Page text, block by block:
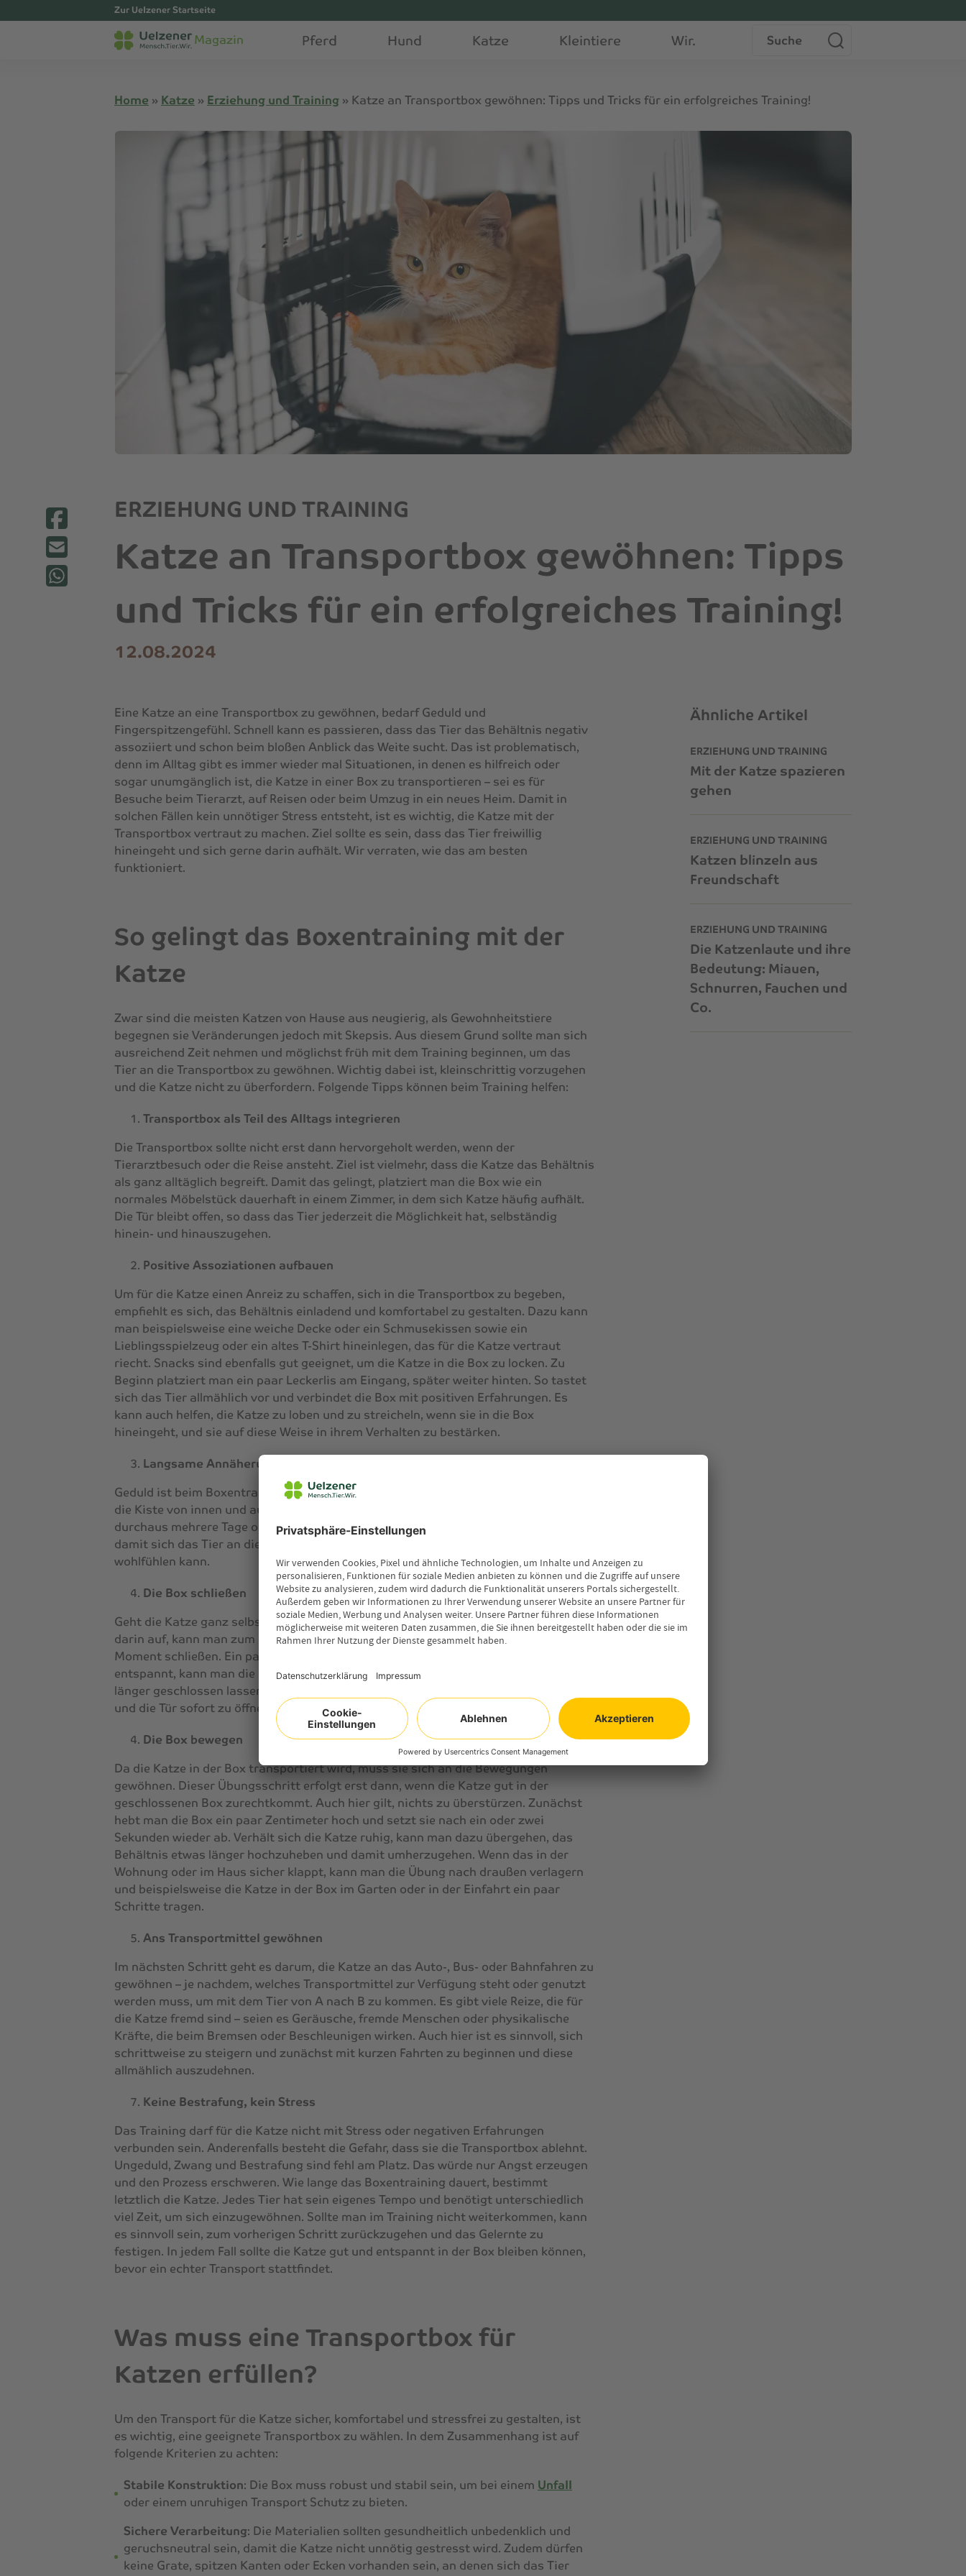
Zur Uelzener Startseite
Magazin Pferd Hund Katze Kleintiere Wir.
Home » Katze » Erziehung und Training » Katze an Transportbox gewöhnen: Tipps und Tricks für ein erfolgreiches Training!
ERZIEHUNG UND TRAINING
Katze an Transportbox gewöhnen: Tipps
und Tricks für ein erfolgreiches Training!
12.08.2024
Ähnliche Artikel
ERZIEHUNG UND TRAINING
Mit der Katze spazieren
gehen
ERZIEHUNG UND TRAINING
Katzen blinzeln aus
Freundschaft
ERZIEHUNG UND TRAINING
Die Katzenlaute und ihre
Bedeutung: Miauen,
Schnurren, Fauchen und
Co.
Eine Katze an eine Transportbox zu gewöhnen, bedarf Geduld und
Fingerspitzengefühl. Schnell kann es passieren, dass das Tier das Behältnis negativ
assoziiert und schon beim bloßen Anblick das Weite sucht. Das ist problematisch,
denn im Alltag gibt es immer wieder mal Situationen, in denen es hilfreich oder
sogar unumgänglich ist, die Katze in einer Box zu transportieren – sei es für
Besuche beim Tierarzt, auf Reisen oder beim Umzug in ein neues Heim. Damit in
solchen Fällen kein unnötiger Stress entsteht, ist es wichtig, die Katze mit der
Transportbox vertraut zu machen. Ziel sollte es sein, dass das Tier freiwillig
hineingeht und sich gerne darin aufhält. Wir verraten, wie das am besten
funktioniert.
So gelingt das Boxentraining mit der
Katze
Zwar sind die meisten Katzen von Hause aus neugierig, als Gewohnheitstiere
begegnen sie Veränderungen jedoch mit Skepsis. Aus diesem Grund sollte man sich
ausreichend Zeit nehmen und möglichst früh mit dem Training beginnen, um das
Tier an die Transportbox zu gewöhnen. Wichtig dabei ist, kleinschrittig vorzugehen
und die Katze nicht zu überfordern. Folgende Tipps können beim Training helfen:
Transportbox als Teil des Alltags integrieren
Die Transportbox sollte nicht erst dann hervorgeholt werden, wenn der
Tierarztbesuch oder die Reise ansteht. Ziel ist vielmehr, dass die Katze das Behältnis
als ganz alltäglich begreift. Damit das gelingt, platziert man die Box wie ein
normales Möbelstück dauerhaft in einem Zimmer, in dem sich Katze häufig aufhält.
Die Tür bleibt offen, so dass das Tier jederzeit die Möglichkeit hat, selbständig
hinein- und hinauszugehen.
Positive Assoziationen aufbauen
Um für die Katze einen Anreiz zu schaffen, sich in die Transportbox zu begeben,
empfiehlt es sich, das Behältnis einladend und komfortabel zu gestalten. Dazu kann
man beispielsweise eine weiche Decke oder ein Schmusekissen sowie ein
Lieblingsspielzeug oder ein altes T-Shirt hineinlegen, das für die Katze vertraut
riecht. Snacks sind ebenfalls gut geeignet, um die Katze in die Box zu locken. Zu
Beginn platziert man ein paar Leckerlis am Eingang, später weiter hinten. So tastet
sich das Tier allmählich vor und verbindet die Box mit positiven Erfahrungen. Es
kann auch helfen, die Katze zu loben und zu streicheln, wenn sie in die Box
hineingeht, und sie auf diese Weise in ihrem Verhalten zu bestärken.
Langsame Annäherung
Geduld ist beim Boxentraining entscheidend. Die Katze sollte die Möglichkeit haben,
die Kiste von innen und außen in ihrem eigenen Tempo zu erkunden. Das kann
durchaus mehrere Tage oder Wochen dauern. Eine langsame Annährung ist wichtig,
damit sich das Tier an die neue Umgebung gewöhnen und sich darin wirklich
wohlfühlen kann.
Die Box schließen
Geht die Katze ganz selbstverständlich in der Box ein und aus und hält sich gerne
darin auf, kann man zum nächsten Schritt übergehen und die Tür für einen kurzen
Moment schließen. Ein paar Sekunden reichen für den Anfang aus. Bleibt die Katze
entspannt, kann man die Intervalle ausdehnen und die Tür bei jedem Mal etwas
länger geschlossen lassen. Wichtig ist, das Verhalten des Tiers gut zu beobachten
und die Tür sofort zu öffnen, wenn es sich unwohl fühlt.
Die Box bewegen
Da die Katze in der Box transportiert wird, muss sie sich an die Bewegungen
gewöhnen. Dieser Übungsschritt erfolgt erst dann, wenn die Katze gut in der
geschlossenen Box zurechtkommt. Auch hier gilt, nichts zu überstürzen. Zunächst
hebt man die Box ein paar Zentimeter hoch und setzt sie nach ein oder zwei
Sekunden wieder ab. Verhält sich die Katze ruhig, kann man dazu übergehen, das
Behältnis etwas länger hochzuheben und damit umherzugehen. Wenn das in der
Wohnung oder im Haus sicher klappt, kann man die Übung nach draußen verlagern
und beispielsweise die Katze in der Box im Garten oder in der Einfahrt ein paar
Schritte tragen.
Ans Transportmittel gewöhnen
Im nächsten Schritt geht es darum, die Katze an das Auto-, Bus- oder Bahnfahren zu
gewöhnen – je nachdem, welches Transportmittel zur Verfügung steht oder genutzt
werden muss, um mit dem Tier von A nach B zu kommen. Es gibt viele Reize, die für
die Katze fremd sind – seien es Geräusche, fremde Menschen oder physikalische
Kräfte, die beim Bremsen oder Beschleunigen wirken. Auch hier ist es sinnvoll, sich
schrittweise zu steigern und zunächst mit kurzen Fahrten zu beginnen und diese
allmählich auszudehnen.
Keine Bestrafung, kein Stress
Das Training darf für die Katze nicht mit Stress oder negativen Erfahrungen
verbunden sein. Anderenfalls besteht die Gefahr, dass sie die Transportbox ablehnt.
Ungeduld, Zwang und Bestrafung sind fehl am Platz. Das würde nur Angst erzeugen
und den Prozess erschweren. Wie lange das Boxentraining dauert, bestimmt
letztlich die Katze. Jedes Tier hat sein eigenes Tempo und benötigt unterschiedlich
viel Zeit, um sich einzugewöhnen. Sollte man im Training nicht weiterkommen, kann
es sinnvoll sein, zum vorherigen Schritt zurückzugehen und das Gelernte zu
festigen. In jedem Fall sollte die Katze gut und entspannt in der Box bleiben können,
bevor ein echter Transport stattfindet.
Was muss eine Transportbox für
Katzen erfüllen?
Um den Transport für die Katze sicher, komfortabel und stressfrei zu gestalten, ist
es wichtig, eine geeignete Transportbox zu wählen. In dem Zusammenhang ist auf
folgende Kriterien zu achten:
Stabile Konstruktion: Die Box muss robust und stabil sein, um bei einem Unfall
oder einem unruhigen Transport Schutz zu bieten.
Sichere Verarbeitung: Die Materialien sollten gesundheitlich unbedenklich und
geruchsneutral sein, damit die Katze nicht unnötig gestresst wird. Zudem dürfen
keine Grate, spitzen Kanten oder Ecken vorhanden sein, an denen sich das Tier